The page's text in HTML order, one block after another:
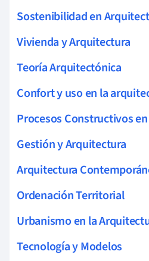
Sostenibilidad en
Vivienda y Arquitectura
Teoría Arquitectónica
Confort y uso en la
Procesos Constructivos
Gestión y Arquitectura
Arquitectura
Ordenación Territorial
Urbanismo en la
Tecnología y Modelos